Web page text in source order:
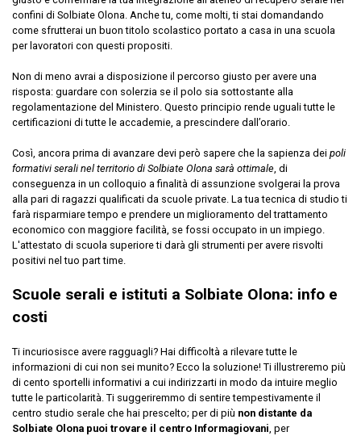
confini di Solbiate Olona. Anche tu, come molti, ti stai domandando
come sfrutterai un buon titolo scolastico portato a casa in una scuola
per lavoratori con questi propositi.
Non di meno avrai a disposizione il percorso giusto per avere una
risposta: guardare con solerzia se il polo sia sottostante alla
regolamentazione del Ministero. Questo principio rende uguali tutte le
certificazioni di tutte le accademie, a prescindere dall’orario.
Così, ancora prima di avanzare devi però sapere che la sapienza dei poli
formativi serali nel territorio di Solbiate Olona sarà ottimale , di
conseguenza in un colloquio a finalità di assunzione svolgerai la prova
alla pari di ragazzi qualificati da scuole private. La tua tecnica di studio ti
farà risparmiare tempo e prendere un miglioramento del trattamento
economico con maggiore facilità, se fossi occupato in un impiego.
L'attestato di scuola superiore ti darà gli strumenti per avere risvolti
positivi nel tuo part time.
Scuole serali e istituti a Solbiate Olona: info e
costi
Ti incuriosisce avere ragguagli? Hai difficoltà a rilevare tutte le
informazioni di cui non sei munito? Ecco la soluzione! Ti illustreremo più
di cento sportelli informativi a cui indirizzarti in modo da intuire meglio
tutte le particolarità. Ti suggeriremmo di sentire tempestivamente il
centro studio serale che hai prescelto; per di più non distante da
Solbiate Olona puoi trovare il centro Informagiovani , per